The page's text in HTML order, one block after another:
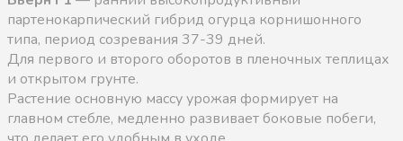
пapтeнoкapпичecкий гибрид огурца корнишонного
типа, период созревания 37-39 дней.
Для первого и второго оборотов в пленочных теплицах
и открытом грунте.
Растение основную массу урожая формирует на
главном стебле, медленно развивает боковые побеги,